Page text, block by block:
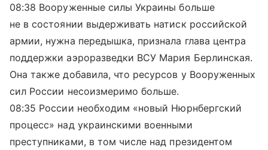
08:38 Вооруженные силы Украины больше
не в состоянии выдерживать натиск российской
армии, нужна передышка, признала глава центра
поддержки аэроразведки ВСУ Мария Берлинская.
Она также добавила, что ресурсов у Вооруженных
сил России несоизмеримо больше.
08:35 России необходим «новый Нюрнбергский
процесс» над украинскими военными
преступниками, в том числе над президентом